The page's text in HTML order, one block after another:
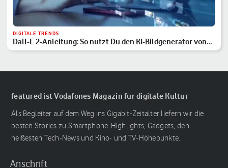
DIGITALE TRENDS
Dall-E 2-Anleitung: So nutzt Du den KI-Bildgenerator von
OpenAI
featured ist Vodafones Magazin für digitale Kultur
Als Begleiter auf dem Weg ins Gigabit-Zeitalter liefern wir die
besten Stories zu Smartphone-Highlights, Gadgets, den
heißesten Tech-News und Kino- und TV-Höhepunkte.
Anschrift